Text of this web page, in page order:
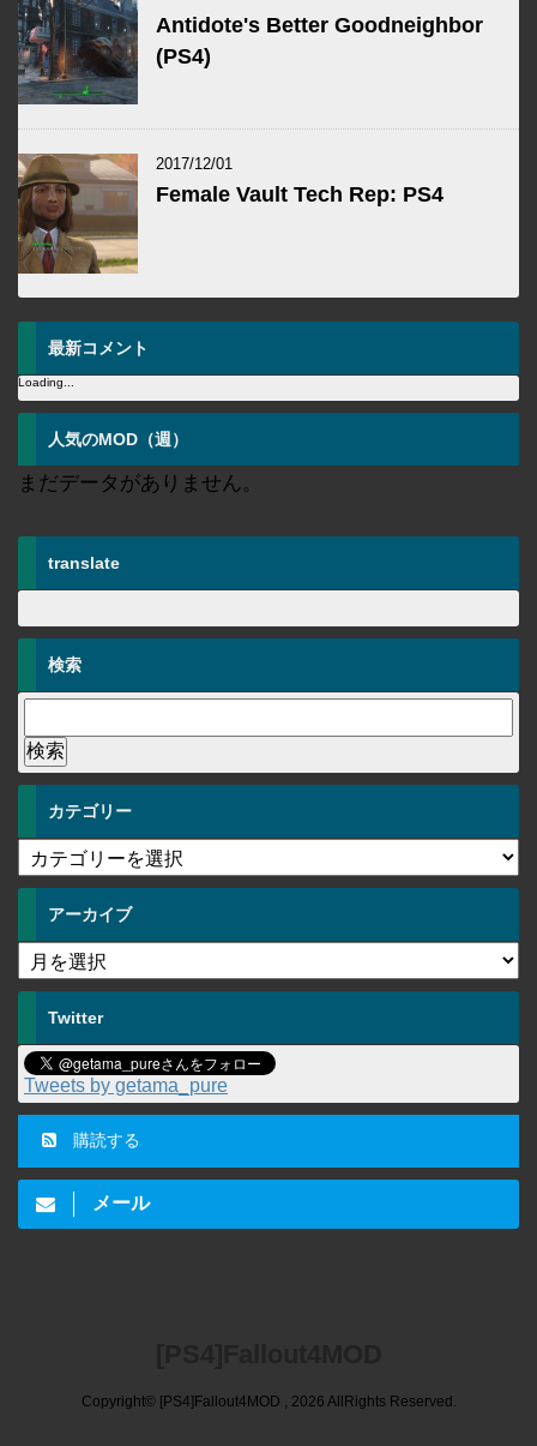
Antidote's Better Goodneighbor
(PS4)
2017/12/01
Female Vault Tech Rep: PS4
最新コメント
Loading...
人気のMOD（週）
まだデータがありません。
translate
検索
カテゴリー
アーカイブ
Twitter
Tweets by getama_pure
購読する
メール
Copyright© [PS4]Fallout4MOD , 2026 AllRights Reserved.